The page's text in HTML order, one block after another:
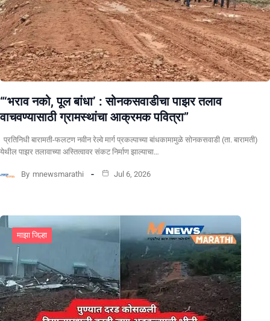
“‘भराव नको, पूल बांधा’ : सोनकसवाडीचा पाझर तलाव
वाचवण्यासाठी ग्रामस्थांचा आक्रमक पवित्रा”
प्रतिनिधी बारामती-फलटण नवीन रेल्वे मार्ग प्रकल्पाच्या बांधकामामुळे सोनकसवाडी (ता. बारामती)
येथील पाझर तलावाच्या अस्तित्वावर संकट निर्माण झाल्याचा…
By mnewsmarathi Jul 6, 2026
माझा जिल्हा